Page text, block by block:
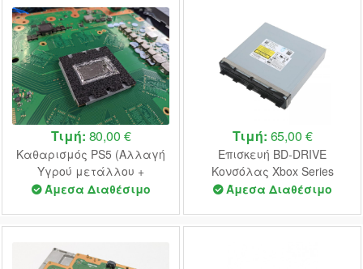
Τιμή: 80,00 €
Καθαρισμός PS5 (Αλλαγή
Υγρού μετάλλου +
Επισκεύη Fan)
Άμεσα Διαθέσιμο
Τιμή: 65,00 €
Επισκευή BD-DRIVE
Κονσόλας Xbox Series
Άμεσα Διαθέσιμο